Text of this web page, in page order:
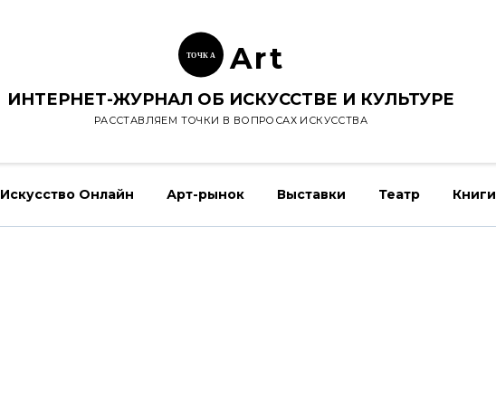
ТОЧК А Art
ИНТЕРНЕТ-ЖУРНАЛ ОБ ИСКУССТВЕ И КУЛЬТУРЕ
РАССТАВЛЯЕМ ТОЧКИ В ВОПРОСАХ ИСКУССТВА
Искусство Онлайн Арт-рынок Выставки Театр Книги